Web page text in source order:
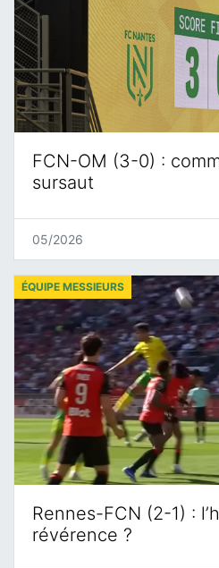
FCN-OM (3-0) :
sursaut
05/2026
Rennes-FCN (2-1) :
révérence ?
ÉQUIPE MESSIEURS